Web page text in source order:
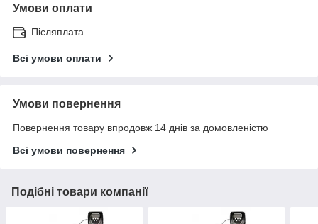
Умови оплати
Післяплата
Всі умови оплати
Умови повернення
Повернення товару впродовж 14 днів за домовленістю
Всі умови повернення
Подібні товари компанії